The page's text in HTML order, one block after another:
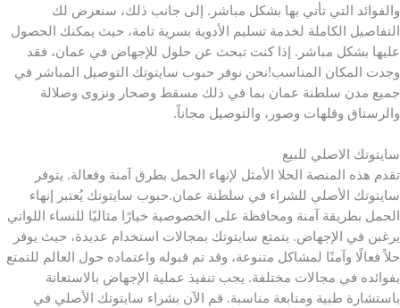
والفوائد التي تأتي بها بشكل مباشر. إلى جانب ذلك، سنعرض لك
التفاصيل الكاملة لخدمة تسليم الأدوية بسرية تامة، حيث يمكنك الحصول
عليها بشكل مباشر. إذا كنت تبحث عن حلول للإجهاض في عمان، فقد
وجدت المكان المناسب!نحن نوفر حبوب سايتوتك التوصيل المباشر في
جميع مدن سلطنة عمان بما في ذلك مسقط وصحار ونزوى وصلالة
والرستاق وقلهات وصور، والتوصيل مجاناً.
سايتوتك الاصلي للبيع
تقدم هذه المنصة الحلا الأمثل لإنهاء الحمل بطرق آمنة وفعالة. يتوفر
سايتوتك الأصلي للشراء في سلطنة عمان.حبوب سايتوتك يُعتبر إنهاء
الحمل بطريقة آمنة ومحافظة على الخصوصية خيارًا مثاليًا للنساء اللواتي
يرغبن في الإجهاض. يتمتع سايتوتك بمجالات استخدام عديدة، حيث يوفر
حلاً فعالًا وآمنًا لمشاكل متنوعة، وقد تم قبوله واعتماده حول العالم للتمتع
بفوائده في مجالات مختلفة. يجب تنفيذ عملية الإجهاض بالاستعانة
باستشارة طبية ومتابعة مناسبة. قم الآن بشراء سايتوتك الأصلي في